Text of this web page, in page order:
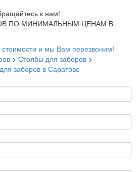
к нам!
ПО МИНИМАЛЬНЫМ ЦЕНАМ В
стоимости и мы Вам перезвоним!
> Столбы для заборов >
заборов в Саратове